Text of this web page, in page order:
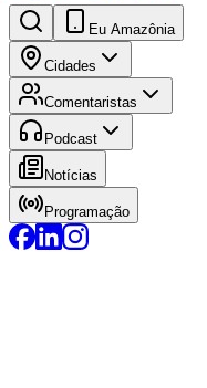
Eu Amazônia
Cidades
Comentaristas
Podcast
Notícias
Programação